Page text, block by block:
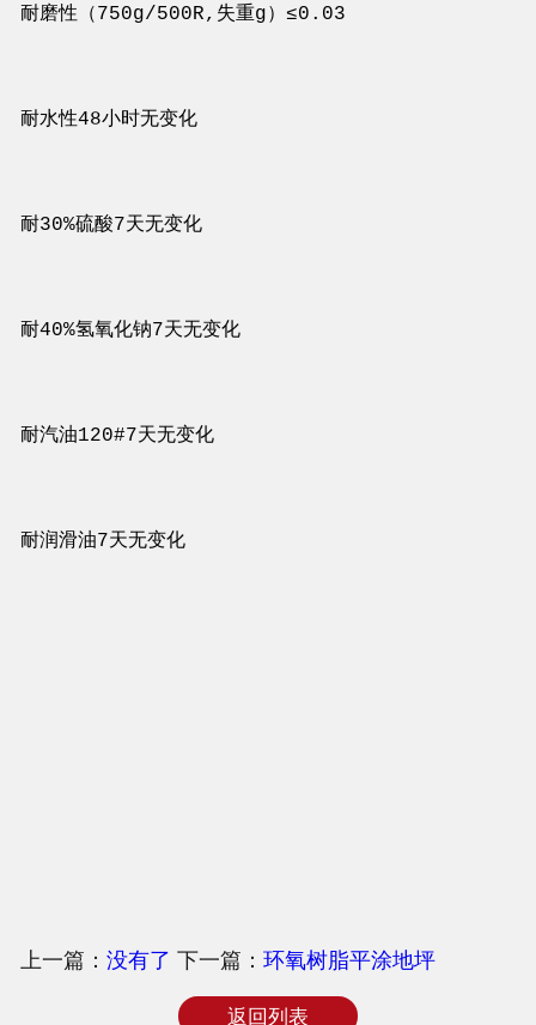
耐磨性（750g/500R,失重g）≤0.03
耐水性48小时无变化
耐30%硫酸7天无变化
耐40%氢氧化钠7天无变化
耐汽油120#7天无变化
耐润滑油7天无变化
上一篇： 没有了 下一篇： 环氧树脂平涂地坪
返回列表